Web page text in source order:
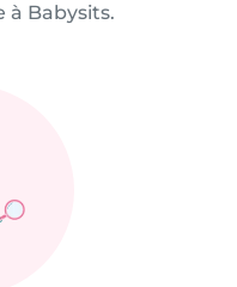
à Babysits.